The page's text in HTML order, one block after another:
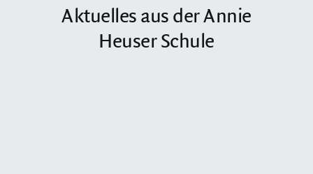
Aktuelles aus der Annie
Heuser Schule